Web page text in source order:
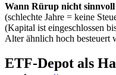
Wann Rürup nicht sinnvoll
(schlechte Jahre = keine
(Kapital ist eingeschlossen
Alter ähnlich hoch besteuert
ETF-Depot als